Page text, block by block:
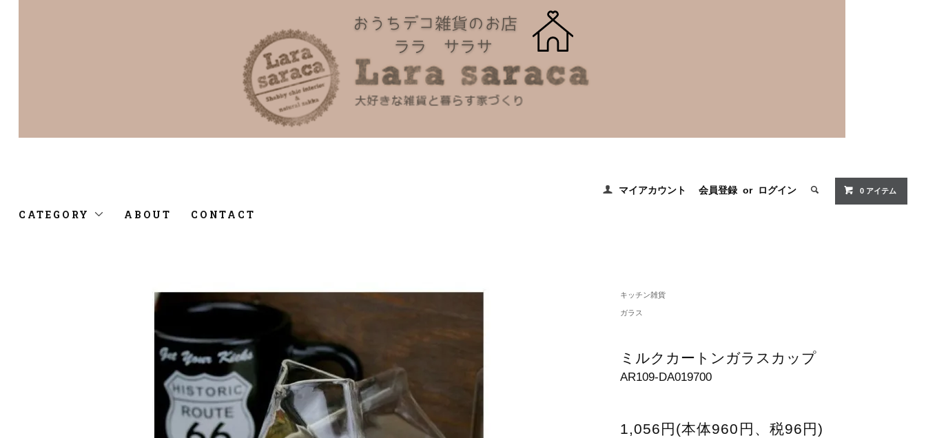
マイアカウント 会員登録 or ログイン 0 アイテム
CATEGORY ABOUT CONTACT
キッチン雑貨
ガラス
ミルクカートンガラスカップ
AR109-DA019700
1,056円(本体960円、税96円)